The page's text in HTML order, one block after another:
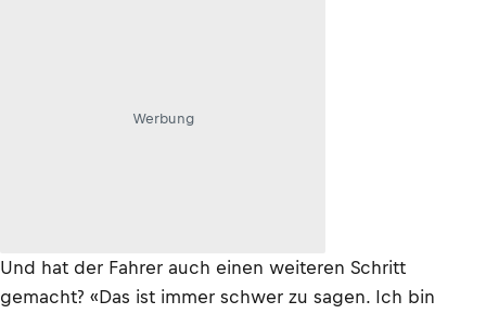
Werbung
Und hat der Fahrer auch einen weiteren Schritt
gemacht? «Das ist immer schwer zu sagen. Ich bin